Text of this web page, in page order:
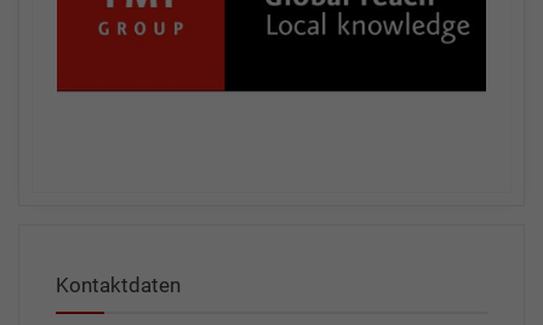
Kontaktdaten